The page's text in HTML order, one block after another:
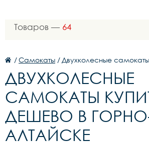
Товаров — 64
/Самокаты / Двухколесные самокаты
ДВУХКОЛЕСНЫЕ
САМОКАТЫ
ДЕШЕВО В
АЛТАЙСКЕ